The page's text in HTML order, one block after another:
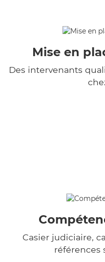
Mise en
Des intervenants
Casier judiciaire,
références